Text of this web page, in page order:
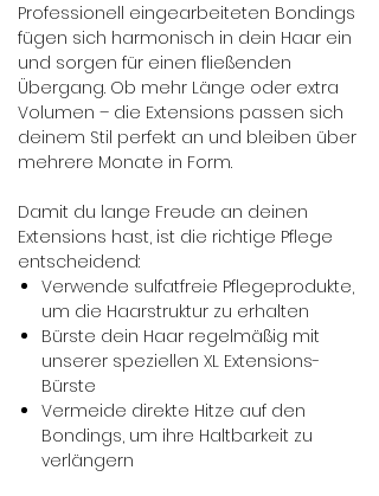
Professionell eingearbeiteten Bondings
fügen sich harmonisch in dein Haar ein
und sorgen für einen fließenden
Übergang. Ob mehr Länge oder extra
Volumen – die Extensions passen sich
deinem Stil perfekt an und bleiben über
mehrere Monate in Form.
Damit du lange Freude an deinen
Extensions hast, ist die richtige Pflege
entscheidend:
Verwende sulfatfreie Pflegeprodukte,
um die Haarstruktur zu erhalten
Bürste dein Haar regelmäßig mit
unserer speziellen XL Extensions-
Bürste
Vermeide direkte Hitze auf den
Bondings, um ihre Haltbarkeit zu
verlängern